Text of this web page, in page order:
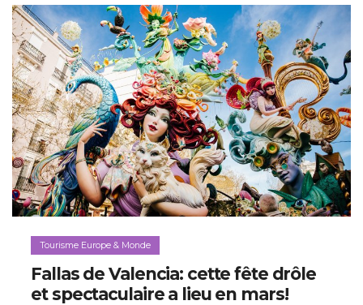
Tourisme Europe & Monde
Fallas de Valencia: cette fête drôle
et spectaculaire a lieu en mars!